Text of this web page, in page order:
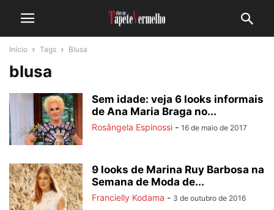
Início Tags Blusa
blusa
Sem idade: veja 6 looks informais
de Ana Maria Braga no...
Rosângela Espinossi - 16 de maio de 2017
9 looks de Marina Ruy Barbosa na
Semana de Moda de...
Francielly Kodama - 3 de outubro de 2016